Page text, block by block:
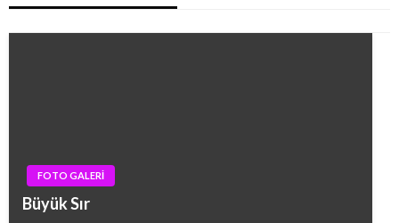
FOTO GALERİ
Büyük Sır